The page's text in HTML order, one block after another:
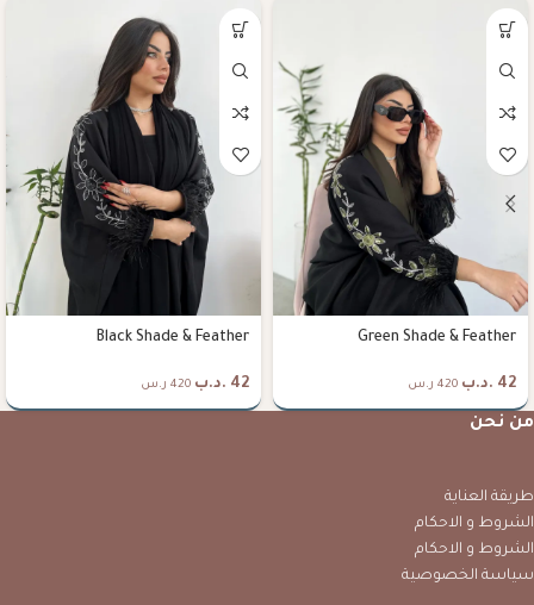
Green Shade & Feather
42 .د.ب 420 ر.س
Black Shade & Feather
42 .د.ب 420 ر.س
من نحن
طريقة العناية
الشروط و الاحكام
الشروط و الاحكام
سياسة الخصوصية